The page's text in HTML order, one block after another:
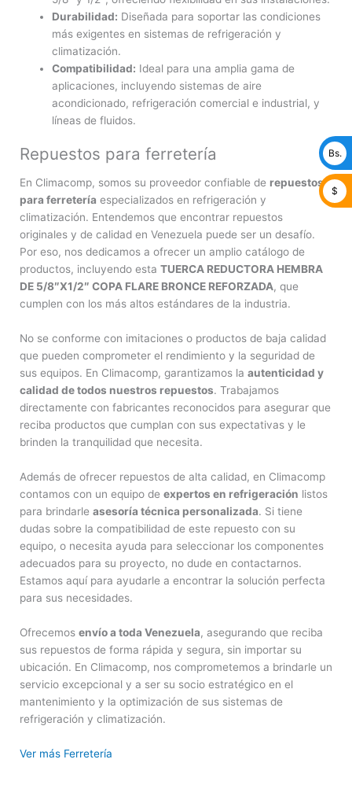
Durabilidad: Diseñada para soportar las condiciones
más exigentes en sistemas de refrigeración y
climatización.
Compatibilidad: Ideal para una amplia gama de
aplicaciones, incluyendo sistemas de aire
acondicionado, refrigeración comercial e industrial, y
líneas de fluidos.
Repuestos para ferretería
En Climacomp, somos su proveedor confiable de repuestos
para ferretería especializados en refrigeración y
climatización. Entendemos que encontrar repuestos
originales y de calidad en Venezuela puede ser un desafío.
Por eso, nos dedicamos a ofrecer un amplio catálogo de
productos, incluyendo esta TUERCA REDUCTORA HEMBRA
DE 5/8″X1/2″ COPA FLARE BRONCE REFORZADA, que
cumplen con los más altos estándares de la industria.
No se conforme con imitaciones o productos de baja calidad
que pueden comprometer el rendimiento y la seguridad de
sus equipos. En Climacomp, garantizamos la autenticidad y
calidad de todos nuestros repuestos. Trabajamos
directamente con fabricantes reconocidos para asegurar que
reciba productos que cumplan con sus expectativas y le
brinden la tranquilidad que necesita.
Además de ofrecer repuestos de alta calidad, en Climacomp
contamos con un equipo de expertos en refrigeración listos
para brindarle asesoría técnica personalizada. Si tiene
dudas sobre la compatibilidad de este repuesto con su
equipo, o necesita ayuda para seleccionar los componentes
adecuados para su proyecto, no dude en contactarnos.
Estamos aquí para ayudarle a encontrar la solución perfecta
para sus necesidades.
Ofrecemos envío a toda Venezuela, asegurando que reciba
sus repuestos de forma rápida y segura, sin importar su
ubicación. En Climacomp, nos comprometemos a brindarle un
servicio excepcional y a ser su socio estratégico en el
mantenimiento y la optimización de sus sistemas de
refrigeración y climatización.
Ver más Ferretería
Bs.
$